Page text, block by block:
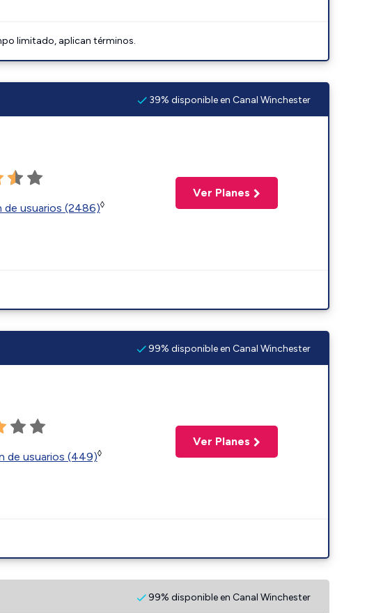
limitado, aplican términos.
39% disponible en Canal Winchester
de usuarios (2486)◊
Ver Planes
99% disponible en Canal Winchester
de usuarios (449)◊
Ver Planes
99% disponible en Canal Winchester